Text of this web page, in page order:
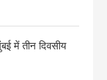
में तीन दिवसीय